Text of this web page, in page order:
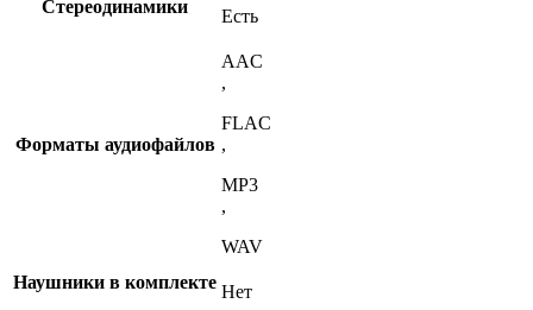
Стереодинамики Есть
Форматы аудиофайлов
AAC
,
FLAC
,
MP3
,
WAV
Наушники в комплекте Нет